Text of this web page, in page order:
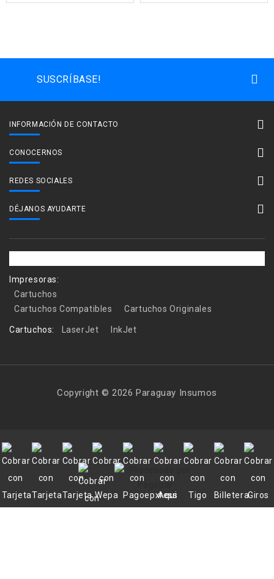
SUSCRÍBASE!
INFORMACIÓN DE CONTACTO
CONOCERNOS
REDES SOCIALES
DÉJANOS AYUDARTE
Impresoras:
Cartuchos
Cartuchos Compatibles
Cartuchos Originales
Cartuchos: LaserJet InkJet
Copyright © 2026 Paraguay Insumos